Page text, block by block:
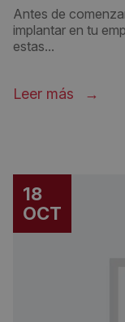
Antes de
implantar en tu
estas...
Leer más
18
OCT